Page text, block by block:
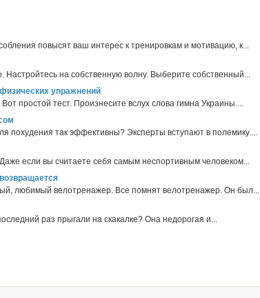
повысят ваш интерес к тренировкам и мотивацию, к...
на собственную волну. Выберите собственный...
упражнений
простой тест. Произнесите вслух слова гимна Украины....
похудения так эффективны? Эксперты вступают в полемику....
если вы считаете себя самым неспортивным человеком...
любимый велотренажер. Все помнят велотренажер. Он был...
раз прыгали на скакалке? Она недорогая и...